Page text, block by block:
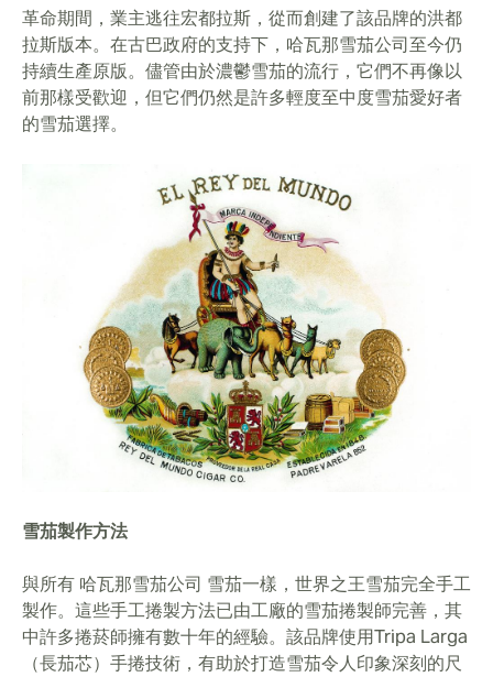
革命期間，業主逃往宏都拉斯，從而創建了該品牌的洪都
拉斯版本。在古巴政府的支持下，哈瓦那雪茄公司至今仍
持續生產原版。儘管由於濃鬱雪茄的流行，它們不再像以
前那樣受歡迎，但它們仍然是許多輕度至中度雪茄愛好者
的雪茄選擇。
雪茄製作方法
與所有 哈瓦那雪茄公司 雪茄一樣，世界之王雪茄完全手工
製作。這些手工捲製方法已由工廠的雪茄捲製師完善，其
中許多捲菸師擁有數十年的經驗。該品牌使用Tripa Larga
（長茄芯）手捲技術，有助於打造雪茄令人印象深刻的尺